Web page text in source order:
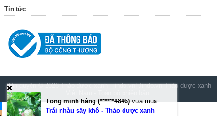
Tin tức
Bản quyền © 2026Thảo dược xanh - jindo.vn| Jindo.vn Thảo dược xanh
.
.
Tống minh hằng (******4846) vừa mua
Trái nhàu sấy khô - Thảo dược xanh